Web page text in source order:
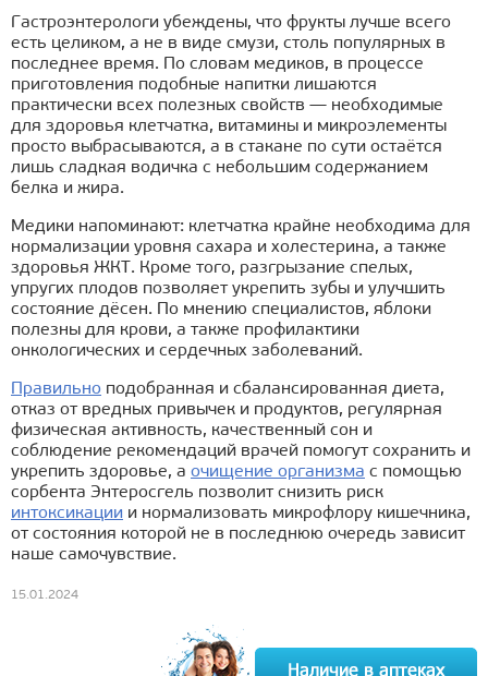
Гастроэнтерологи убеждены, что фрукты лучше всего
есть целиком, а не в виде смузи, столь популярных в
последнее время. По словам медиков, в процессе
приготовления подобные напитки лишаются
практически всех полезных свойств — необходимые
для здоровья клетчатка, витамины и микроэлементы
просто выбрасываются, а в стакане по сути остаётся
лишь сладкая водичка с небольшим содержанием
белка и жира.
Медики напоминают: клетчатка крайне необходима для
нормализации уровня сахара и холестерина, а также
здоровья ЖКТ. Кроме того, разгрызание спелых,
упругих плодов позволяет укрепить зубы и улучшить
состояние дёсен. По мнению специалистов, яблоки
полезны для крови, а также профилактики
онкологических и сердечных заболеваний.
Правильно подобранная и сбалансированная диета,
отказ от вредных привычек и продуктов, регулярная
физическая активность, качественный сон и
соблюдение рекомендаций врачей помогут сохранить и
укрепить здоровье, а очищение организма с помощью
сорбента Энтеросгель позволит снизить риск
интоксикации и нормализовать микрофлору кишечника,
от состояния которой не в последнюю очередь зависит
наше самочувствие.
15.01.2024